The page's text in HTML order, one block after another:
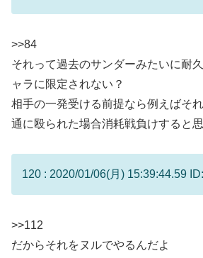
>>84
それって過去のサンダーみたいに耐
ャラに限定されない？
相手の一発受ける前提なら例えばそ
通に殴られた場合消耗戦負けすると
120 : 2020/01/06(月) 15:39:44.59
>>112
だからそれをヌルでやるんだよ